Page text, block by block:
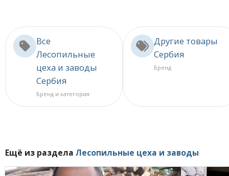
Все
Лесопильные
цеха и заводы
Сербия
Бренд и категория
Другие товары
Сербия
Бренд
Ещё из раздела Лесопильные цеха и заводы